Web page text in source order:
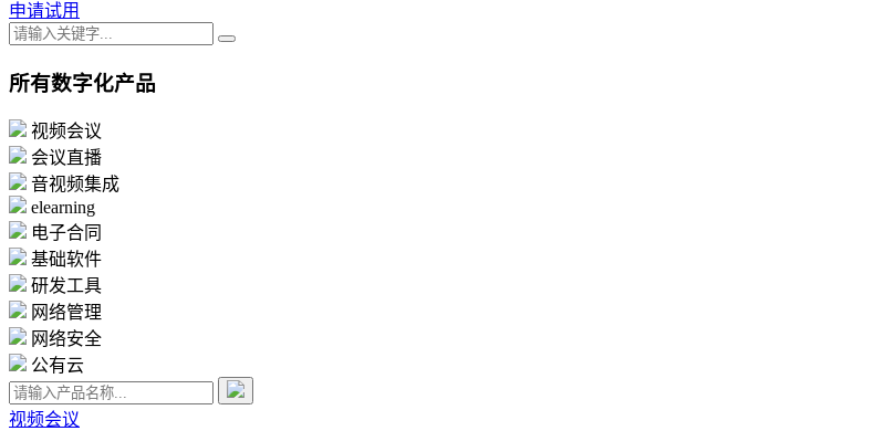
申请试用
所有数字化产品
视频会议
会议直播
音视频集成
elearning
电子合同
基础软件
研发工具
网络管理
网络安全
公有云
视频会议